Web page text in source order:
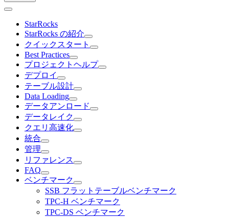
StarRocks
StarRocks の紹介
クイックスタート
Best Practices
プロジェクトヘルプ
デプロイ
テーブル設計
Data Loading
データアンロード
データレイク
クエリ高速化
統合
管理
リファレンス
FAQ
ベンチマーク
SSB フラットテーブルベンチマーク
TPC-H ベンチマーク
TPC-DS ベンチマーク